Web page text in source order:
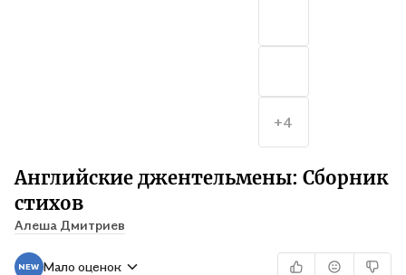
Английские джентельмены: Сборник
стихов
Алеша Дмитриев
Мало оценок
+4